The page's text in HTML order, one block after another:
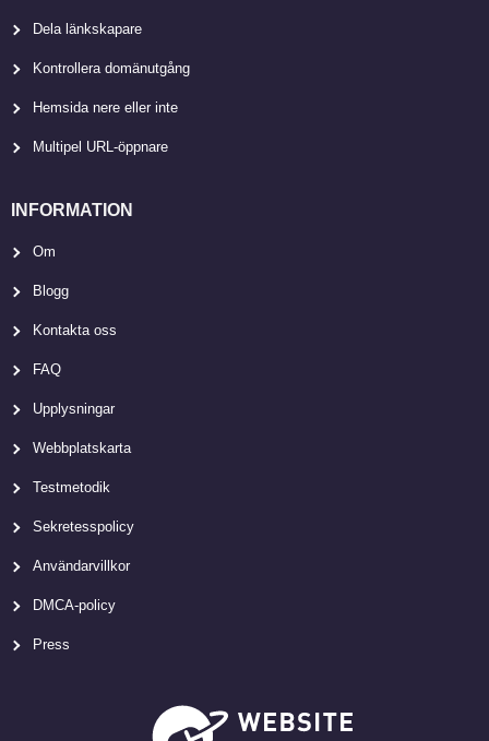
Dela länkskapare
Kontrollera domänutgång
Hemsida nere eller inte
Multipel URL-öppnare
INFORMATION
Om
Blogg
Kontakta oss
FAQ
Upplysningar
Webbplatskarta
Testmetodik
Sekretesspolicy
Användarvillkor
DMCA-policy
Press